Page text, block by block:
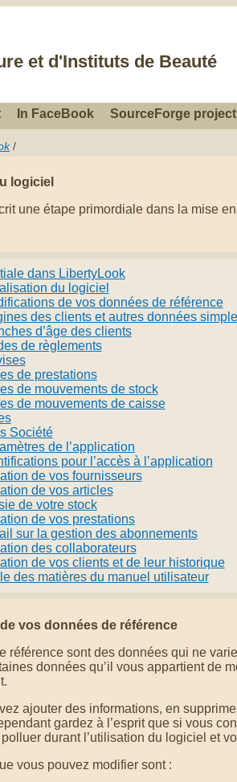
et d'Instituts de Beauté
In FaceBook SourceForge project
/
logiciel
une étape primordiale dans la mise
dans LibertyLook
du logiciel
de vos données de référence
des clients et autres données
d’âge des clients
de règlements
de prestations
de mouvements de stock
de mouvements de caisse
Société
de l’application
pour l’accès à l’application
de vos fournisseurs
de vos articles
de votre stock
de vos prestations
sur la gestion des abonnements
des collaborateurs
de vos clients et de leur historique
des matières du manuel utilisateur
vos données de référence
référence sont des données qui ne
données qu’il vous appartient de
ajouter des informations, en
gardez à l’esprit que si vous
durant l’utilisation du logiciel et
vous pouvez modifier sont :